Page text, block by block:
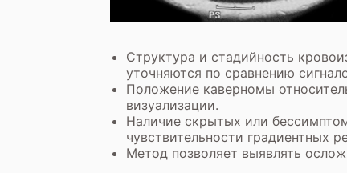
Структура и стадийность
уточняются по сравнению
Положение каверномы
визуализации.
Наличие скрытых или
чувствительности градиентных
Метод позволяет выявлять